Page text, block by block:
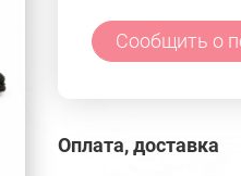
Сообщить о
Оплата, доставка